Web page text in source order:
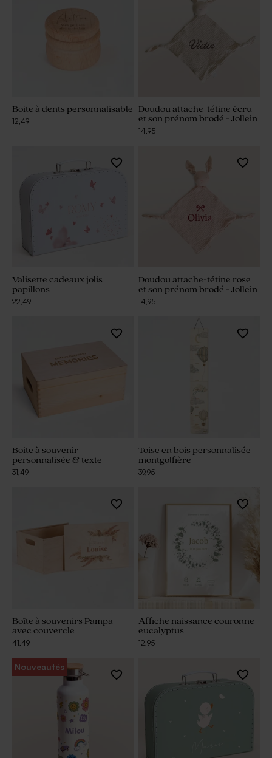
Boite à dents personnalisable
12,49
Doudou attache-tétine écru
et son prénom brodé - Jollein
14,95
Valisette cadeaux jolis
papillons
22,49
Doudou attache-tétine rose
et son prénom brodé - Jollein
14,95
Boite à souvenir
personnalisée & texte
31,49
Toise en bois personnalisée
montgolfière
39,95
Boîte à souvenirs Pampa
avec couvercle
41,49
Affiche naissance couronne
eucalyptus
12,95
Nouveautés